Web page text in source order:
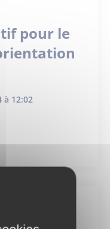
pour le
à 12:02